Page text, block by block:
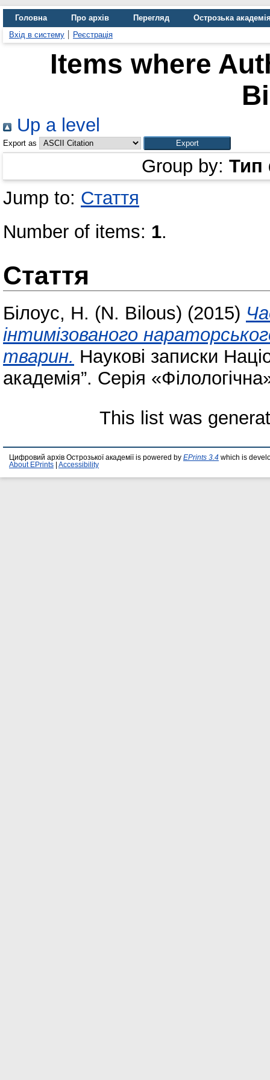
Головна Про архів Перегляд
Острозька
Вхід в систему
Реєстрація
Items where
Up a level
Export as
Group by: Тип
Jump to: Стаття
Number of items: 1.
Стаття
Білоус, Н. (N. Bilous) (2015)
інтимізованого
тварин. Наукові записки
академія”. Серія
This list was
Цифровий архів Острозької академії is powered by EPrints 3.4 which is
About EPrints
Accessibility